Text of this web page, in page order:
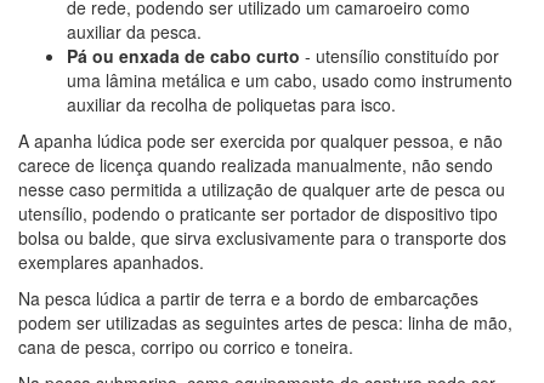
de rede, podendo ser utilizado um camaroeiro como
auxiliar da pesca.
Pá ou enxada de cabo curto - utensílio constituído por
uma lâmina metálica e um cabo, usado como instrumento
auxiliar da recolha de poliquetas para isco.
A apanha lúdica pode ser exercida por qualquer pessoa, e não
carece de licença quando realizada manualmente, não sendo
nesse caso permitida a utilização de qualquer arte de pesca ou
utensílio, podendo o praticante ser portador de dispositivo tipo
bolsa ou balde, que sirva exclusivamente para o transporte dos
exemplares apanhados.
Na pesca lúdica a partir de terra e a bordo de embarcações
podem ser utilizadas as seguintes artes de pesca: linha de mão,
cana de pesca, corripo ou corrico e toneira.